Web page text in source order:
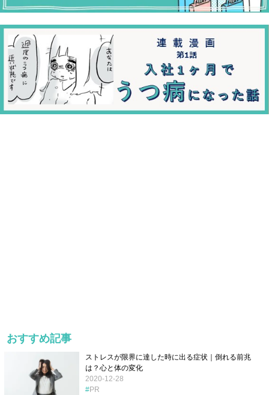
おすすめ記事
ストレスが限界に達した時に出る症状｜倒れる前兆
は？心と体の変化
2020-12-28
PR